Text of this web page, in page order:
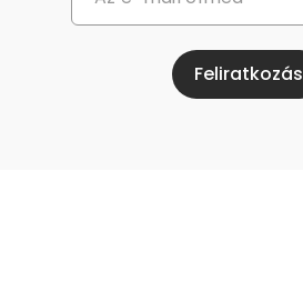
Feliratkozás